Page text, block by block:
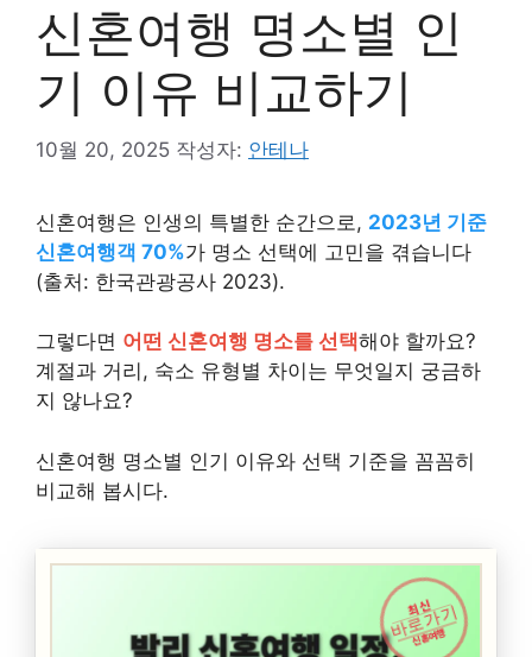
신혼여행 명소별 인
기 이유 비교하기
10월 20, 2025 작성자: 안테나
신혼여행은 인생의 특별한 순간으로, 2023년 기준
신혼여행객 70%가 명소 선택에 고민을 겪습니다
(출처: 한국관광공사 2023).
그렇다면 어떤 신혼여행 명소를 선택해야 할까요?
계절과 거리, 숙소 유형별 차이는 무엇일지 궁금하
지 않나요?
신혼여행 명소별 인기 이유와 선택 기준을 꼼꼼히
비교해 봅시다.
최신
바로가기
신혼여행